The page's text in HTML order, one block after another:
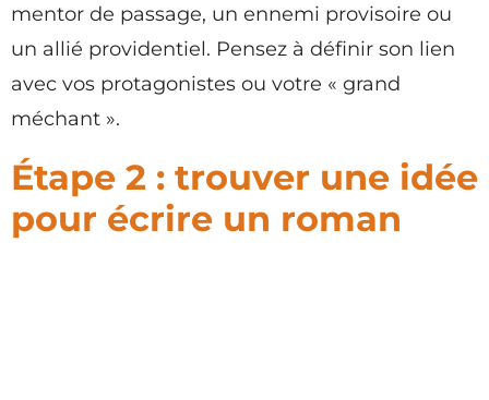
mentor de passage, un ennemi provisoire ou
un allié providentiel. Pensez à définir son lien
avec vos protagonistes ou votre « grand
méchant ».
Étape 2 : trouver une idée
pour écrire un roman